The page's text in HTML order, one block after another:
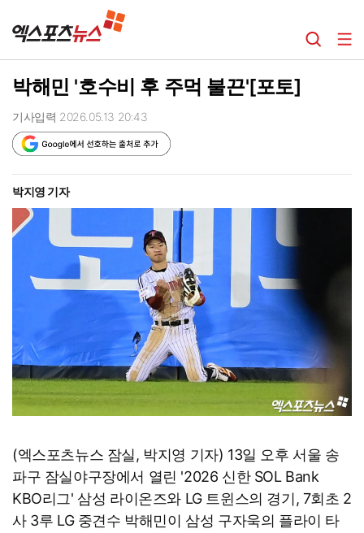
박해민 '호수비 후 주먹 불끈'[포토]
기사입력 2026.05.13 20:43
박지영 기자
(엑스포츠뉴스 잠실, 박지영 기자) 13일 오후 서울 송
파구 잠실야구장에서 열린 '2026 신한 SOL Bank
KBO리그' 삼성 라이온즈와 LG 트윈스의 경기, 7회초 2
사 3루 LG 중견수 박해민이 삼성 구자욱의 플라이 타